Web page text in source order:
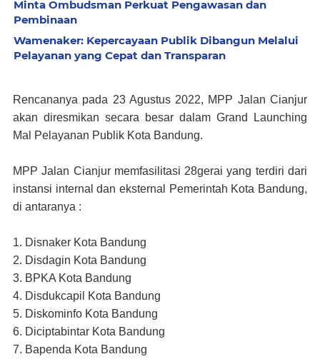
Minta Ombudsman Perkuat Pengawasan dan
Pembinaan
Wamenaker: Kepercayaan Publik Dibangun Melalui
Pelayanan yang Cepat dan Transparan
Rencananya pada 23 Agustus 2022, MPP Jalan Cianjur
akan diresmikan secara besar dalam Grand Launching
Mal Pelayanan Publik Kota Bandung.
MPP Jalan Cianjur memfasilitasi 28gerai yang terdiri dari
instansi internal dan eksternal Pemerintah Kota Bandung,
di antaranya :
1. Disnaker Kota Bandung
2. Disdagin Kota Bandung
3. BPKA Kota Bandung
4. Disdukcapil Kota Bandung
5. Diskominfo Kota Bandung
6. Diciptabintar Kota Bandung
7. Bapenda Kota Bandung